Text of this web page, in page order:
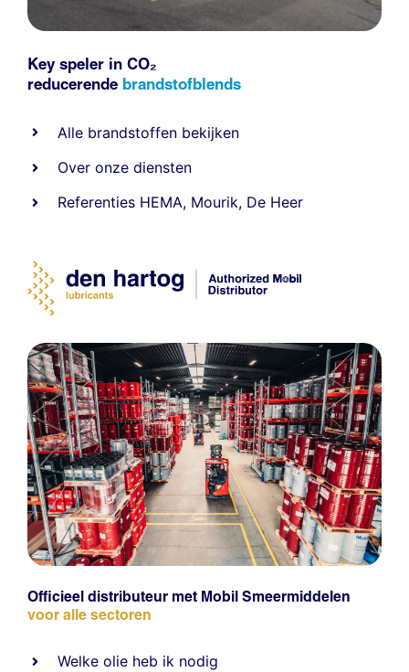
Key speler in CO₂
reducerende brandstofblends
Alle brandstoffen bekijken
Over onze diensten
Referenties HEMA, Mourik, De Heer
Officieel distributeur met Mobil Smeermiddelen
voor alle sectoren
Welke olie heb ik nodig